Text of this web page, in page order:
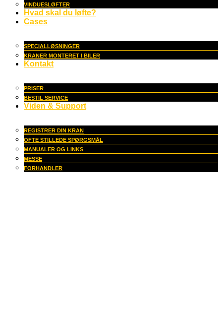
VINDUESLØFTER
Hvad skal du løfte?
Cases
SPECIALLØSNINGER
KRANER MONTERET I BILER
Kontakt
PRISER
BESTIL SERVICE
Viden & Support
REGISTRER DIN KRAN
OFTE STILLEDE SPØRGSMÅL
MANUALER OG LINKS
MESSE
FORHANDLER